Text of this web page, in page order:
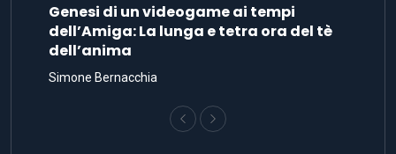
Genesi di un videogame ai tempi
dell’Amiga: La lunga e tetra ora del tè
dell’anima
Simone Bernacchia